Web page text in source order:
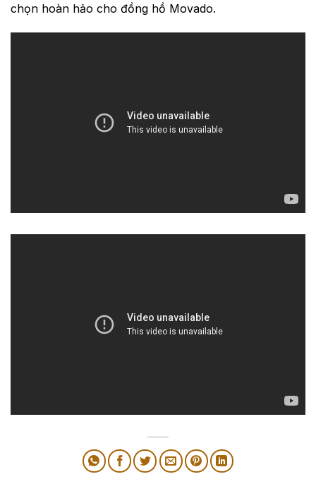
chọn hoàn hảo cho đồng hồ Movado.